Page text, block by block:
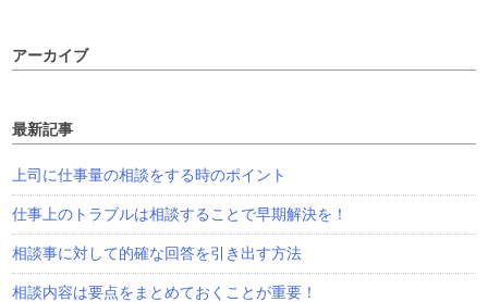
アーカイブ
最新記事
上司に仕事量の相談をする時のポイント
仕事上のトラブルは相談することで早期解決を！
相談事に対して的確な回答を引き出す方法
相談内容は要点をまとめておくことが重要！